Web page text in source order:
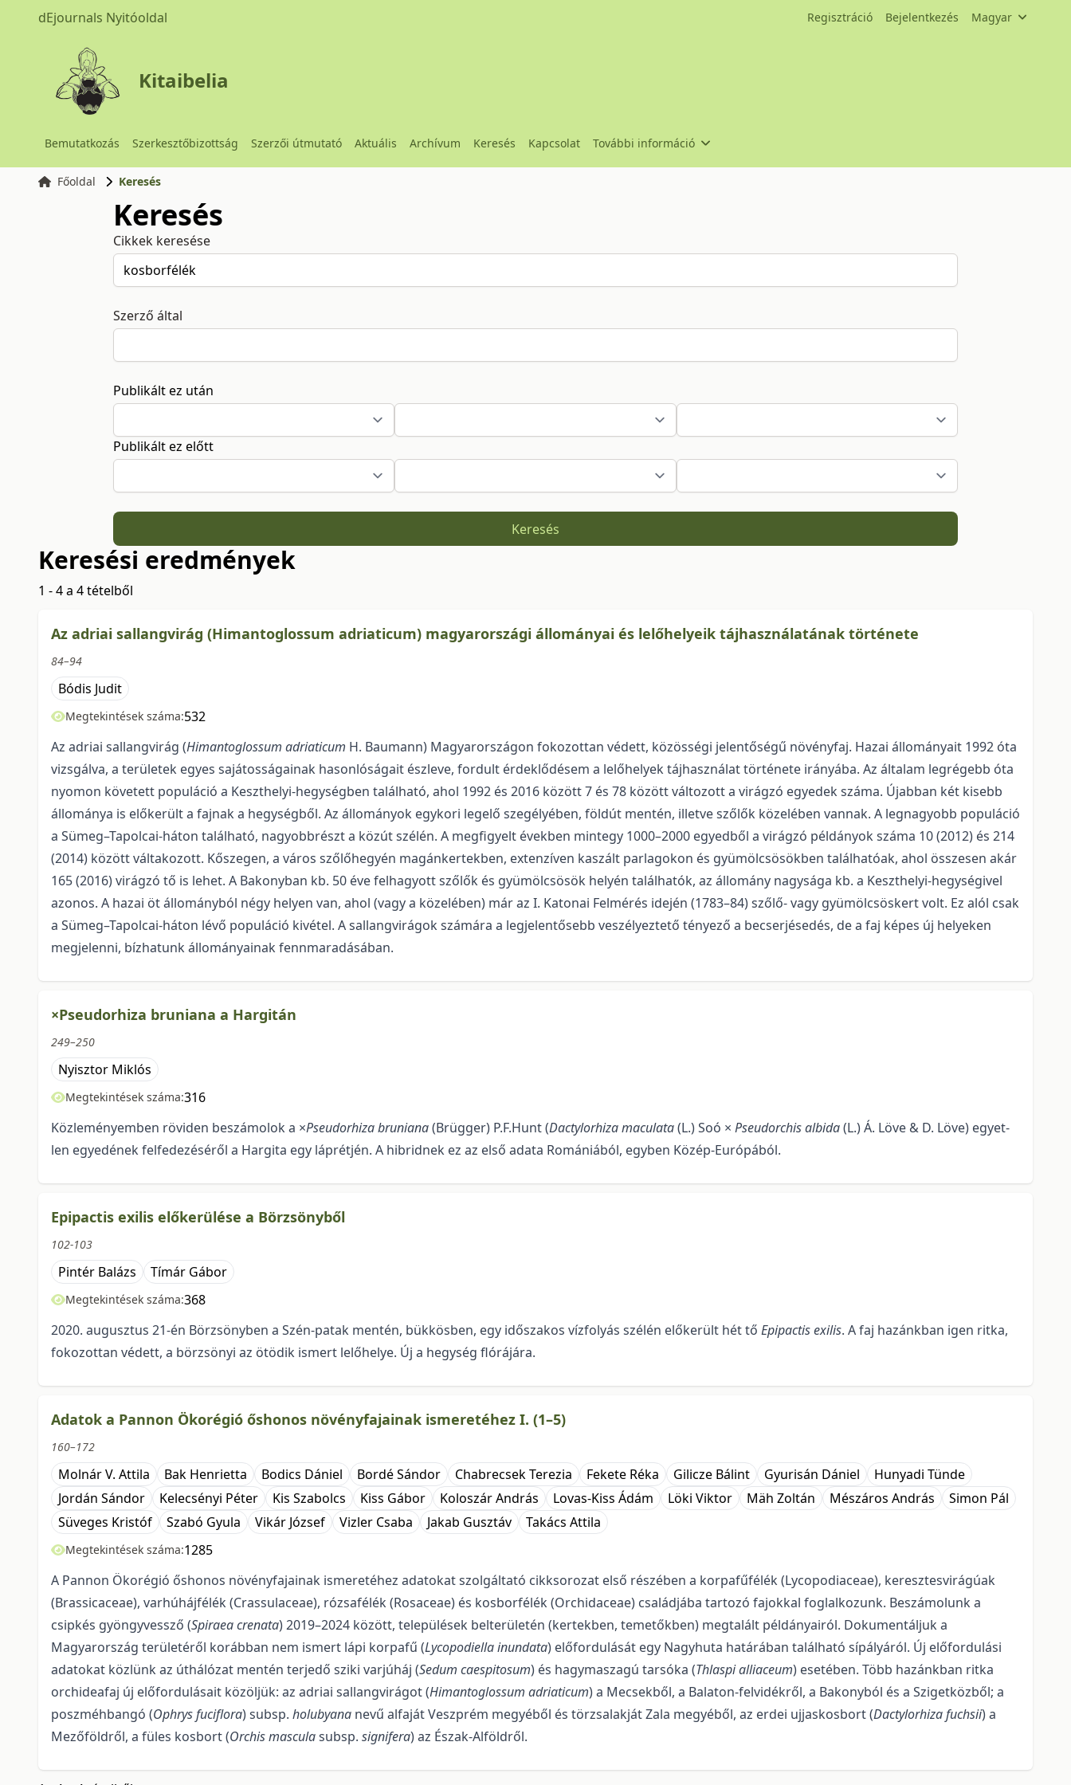
dEjournals Nyitóoldal Regisztráció Bejelentkezés Magyar
Kitaibelia
Bemutatkozás Szerkesztőbizottság Szerzői útmutató Aktuális Archívum Keresés Kapcsolat További információ
Főoldal Keresés
Keresés
Cikkek keresése
Szerző által
Publikált ez után
Publikált ez előtt
Keresés
Keresési eredmények
1 - 4 a 4 tételből
Az adriai sallangvirág (Himantoglossum adriaticum) magyarországi állományai és lelőhelyeik tájhasználatának története
84–94
Bódis Judit
Megtekintések száma:532
Az adriai sallangvirág (Himantoglossum adriaticum H. Baumann) Magyarországon foko­zottan védett, közösségi jelentőségű növényfaj. Hazai állományait 1992 óta
vizsgálva, a területek egyes sajátosságainak hasonlóságait észleve, fordult érdeklődésem a lelőhelyek tájhasználat története irá­nyába. Az általam legrégebb óta
nyomon követett populáció a Keszthelyi-hegységben található, ahol 1992 és 2016 között 7 és 78 között változott a virágzó egyedek száma. Újabban két kisebb
állománya is előkerült a fajnak a hegységből. Az állományok egykori legelő szegélyében, földút mentén, illetve szőlők közelében vannak. A legnagyobb populáció
a Sümeg–Tapolcai-háton található, nagyobbrészt a közút szélén. A megfigyelt években mintegy 1000–2000 egyedből a virágzó példányok száma 10 (2012) és 214
(2014) között váltakozott. Kőszegen, a város szőlőhegyén magánkertekben, extenzíven kaszált parlagokon és gyümölcsösökben találhatóak, ahol összesen akár
165 (2016) virágzó tő is lehet. A Ba­konyban kb. 50 éve felhagyott szőlők és gyümölcsösök helyén találhatók, az állomány nagysága kb. a Keszthelyi-hegységivel
azonos. A hazai öt állományból négy helyen van, ahol (vagy a közelében) már az I. Katonai Felmérés idején (1783–84) szőlő- vagy gyümölcsöskert volt. Ez alól csak
a Sümeg–Tapolcai-háton lévő populáció kivétel. A sallangvirágok számára a legjelentősebb veszélyeztető tényező a be­cserjésedés, de a faj képes új helyeken
megjelenni, bízhatunk állományainak fennmaradásában.
×Pseudorhiza bruniana a Hargitán
249–250
Nyisztor Miklós
Megtekintések száma:316
Közleményemben röviden beszámolok a ×Pseudorhiza bruniana(Brügger) P.F.Hunt (Dactylor­hiza maculata(L.) Soó × Pseudorchis albida(L.) Á. Löve & D. Löve) egyet­
len egyedének felfedezéséről a Hargita egy láprét­jén. A hibridnek ez az első adata Romániá­ból, egyben Közép-Európából.
Epipactis exilis előkerülése a Börzsönyből
102-103
Pintér Balázs Tímár Gábor
Megtekintések száma:368
2020. augusztus 21-én Börzsönyben a Szén-patak mentén, bükkösben, egy időszakos vízfolyás szélén előkerült hét tő Epipactis exilis. A faj hazánkban igen ritka,
fokozottan védett, a börzsönyi az ötödik ismert lelőhelye. Új a hegység flórájára.
Adatok a Pannon Ökorégió őshonos növényfajainak ismeretéhez I. (1–5)
160–172
Molnár V. Attila Bak Henrietta Bodics Dániel Bordé Sándor Chabrecsek Terezia Fekete Réka Gilicze Bálint Gyurisán Dániel
Hunyadi Tünde
Jordán Sándor
Kelecsényi Péter Kis Szabolcs Kiss Gábor Koloszár András Lovas-Kiss Ádám Löki Viktor Mäh Zoltán Mészáros András
Simon Pál
Süveges Kristóf
Szabó Gyula Vikár József Vizler Csaba Jakab Gusztáv Takács Attila
Megtekintések száma:1285
A Pannon Ökorégió őshonos növényfajainak ismeretéhez adatokat szolgáltató cikkso­rozat első részében a korpafűfélék (Lycopodiaceae), keresztesvirágúak
(Brassicaceae), varhúhájfélék (Crassulaceae), rózsafélék (Rosaceae) és kosborfélék (Orchidaceae) családjába tartozó fajokkal foglal­kozunk. Beszámolunk a
csipkés gyöngyvessző (Spiraea crenata) 2019–2024 között, települések belterü­letén (kertekben, temetőkben) megtalált példányairól. Dokumentáljuk a
Magyarország területéről ko­rábban nem ismert lápi korpafű (Lycopodiella inundata) előfordulását egy Nagyhuta határában találha­tó sípályáról. Új előfordulási
adatokat közlünk az úthálózat mentén terjedő sziki varjúháj (Sedum caespi­tosum) és hagymaszagú tarsóka (Thlaspi alliaceum) esetében. Több hazánkban ritka
orchideafaj új előfordulásait közöljük: az adriai sallangvirágot (Himantoglossum adriaticum) a Mecsekből, a Balaton-felvidékről, a Bakonyból és a Szigetközből; a
poszméhbangó (Ophrys fuciflora) subsp. holubyana nevű alfaját Veszprém megyéből és törzsalakját Zala megyéből, az erdei ujjaskosbort (Dactylorhiza fuchsii) a
Mezőföldről, a füles kosbort (Orchis masculasubsp. signifera) az Észak-Alföldről.